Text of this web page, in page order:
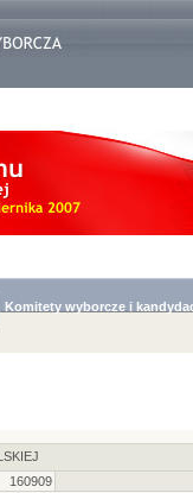
Komitety wyborcze i
160909